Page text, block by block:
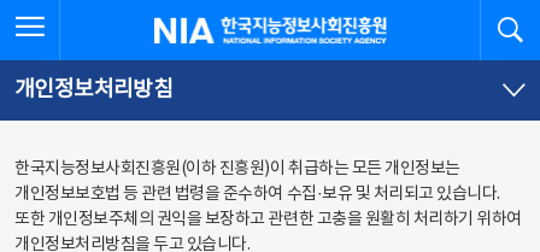
바로가기
바로가기
한국지능정보사회진흥원
개인정보처리방침
한국지능정보사회진흥원(이하 진흥원)이 취급하는 모든 개인정보는
개인정보보호법 등 관련 법령을 준수하여 수집·보유 및 처리되고 있습니다.
또한 개인정보주체의 권익을 보장하고 관련한 고충을 원활히 처리하기 위하여
개인정보처리방침을 두고 있습니다.